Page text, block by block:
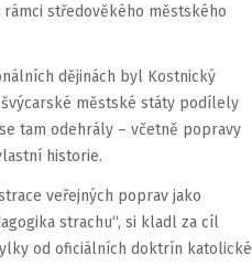
středověkého městského
dějinách byl Kostnický
švýcarské městské státy podílely
tam odehrály – včetně popravy
historie.
veřejných poprav jako
strachu“, si kladl za cíl
od oficiálních doktrín katolické